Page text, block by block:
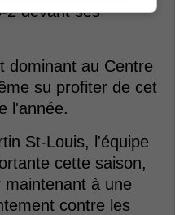
2 devant ses
dominant au Centre
su profiter de cet
l'année.
St-Louis, l'équipe
cette saison,
à une
contre les